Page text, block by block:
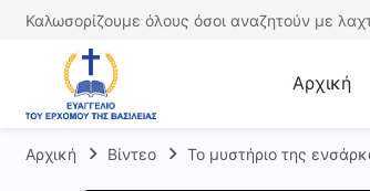
Καλωσορίζουμε όλους όσοι αναζητούν με
Αρχική
Αρχική Βίντεο Το μυστήριο της